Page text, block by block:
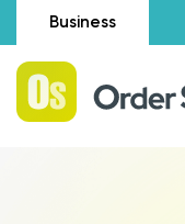
Business